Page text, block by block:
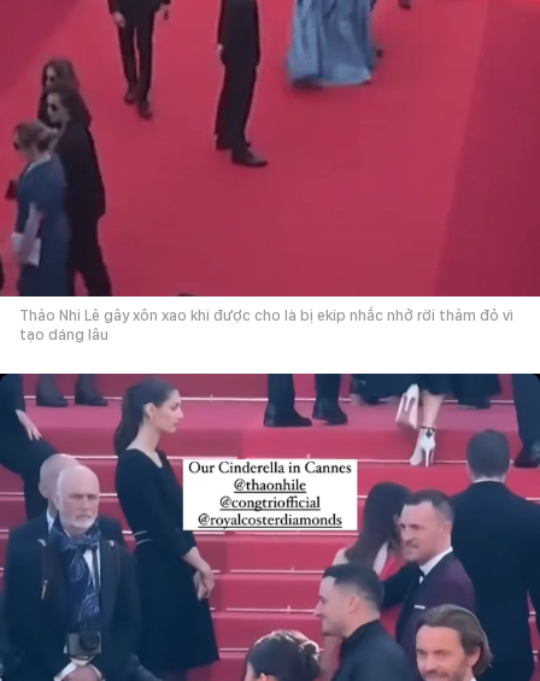
Thảo Nhi Lê gây xôn xao khi được cho là bị ekip nhắc nhở rời thảm đỏ vì
tạo dáng lâu